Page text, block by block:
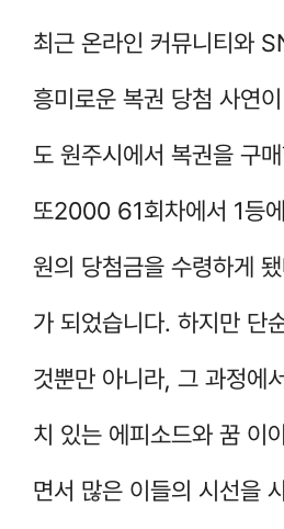
최근 온라인 커뮤니티와
흥미로운 복권 당첨 사연
도 원주시에서 복권을 구
또2000 61회차에서 1등
원의 당첨금을 수령하게
가 되었습니다. 하지만 단
것뿐만 아니라, 그 과정에
치 있는 에피소드와 꿈 이
면서 많은 이들의 시선을